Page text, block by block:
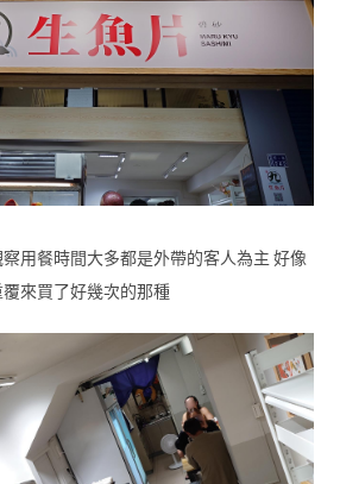
用餐時間大多都是外帶的客人為主 好像
來買了好幾次的那種